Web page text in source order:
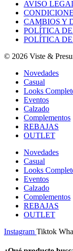
AVISO
CAMBIOS Y
POLÍTICA
POLÍTICA
© 2026 Viste &
Novedades
Casual
Looks
Eventos
Calzado
Complementos
REBAJAS
OUTLET
Novedades
Casual
Looks
Eventos
Calzado
Complementos
REBAJAS
OUTLET
Instagram Tiktok